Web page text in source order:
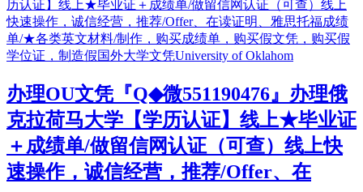
办理OU文凭『Q◆微551190476』办理俄
克拉荷马大学【学历认证】线上★毕业证
＋成绩单/做留信网认证（可查）线上快
速操作，诚信经营，推荐/Offer、在